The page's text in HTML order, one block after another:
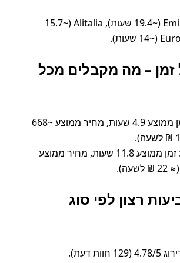
Emirates (~19.4 שעות), Alitalia (~15.7
זמן – מה מקבלים מכל
טיסה: זמן ממוצע 4.9 שעות, מחיר ממוצע ~668
מעבורת: זמן ממוצע 11.8 שעות, מחיר ממוצע
רצון לפי סוג
דעת).